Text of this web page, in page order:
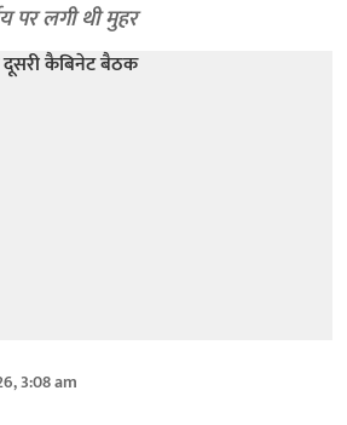
पर लगी थी मुहर
3:08 am